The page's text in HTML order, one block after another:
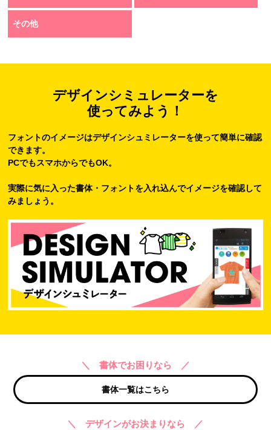
その他
デザインシミュレーターを
使ってみよう！
フォントのイメージはデザインシュミレーターを使って簡単に確認
できます。
PCでもスマホからでもOK。
実際に気に入った書体・フォントを入れ込んでイメージを確認して
みましょう。
＼ 書体でお困りなら ／
書体一覧はこちら
＼ デザインがお決まりなら ／